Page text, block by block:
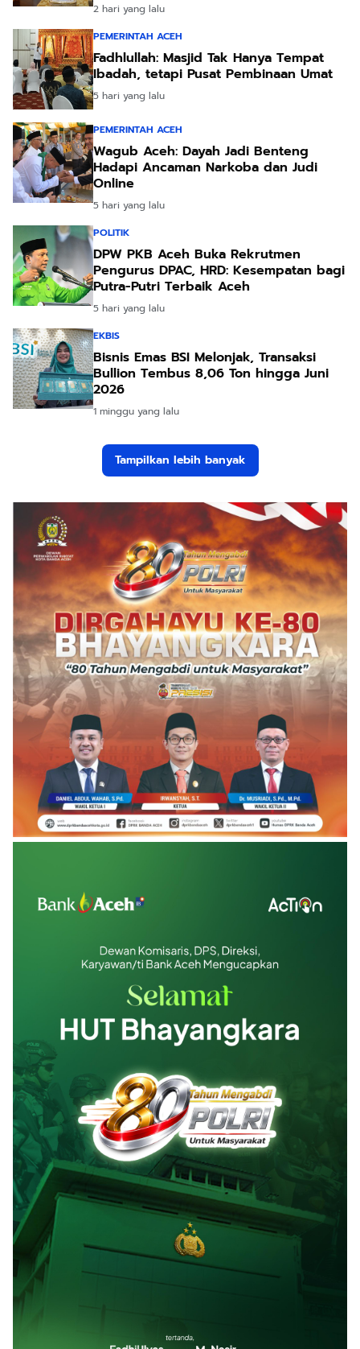
2 hari yang lalu
PEMERINTAH ACEH
Fadhlullah: Masjid Tak Hanya Tempat
Ibadah, tetapi Pusat Pembinaan Umat
5 hari yang lalu
PEMERINTAH ACEH
Wagub Aceh: Dayah Jadi Benteng
Hadapi Ancaman Narkoba dan Judi
Online
5 hari yang lalu
POLITIK
DPW PKB Aceh Buka Rekrutmen
Pengurus DPAC, HRD: Kesempatan bagi
Putra-Putri Terbaik Aceh
5 hari yang lalu
EKBIS
Bisnis Emas BSI Melonjak, Transaksi
Bullion Tembus 8,06 Ton hingga Juni
2026
1 minggu yang lalu
Tampilkan lebih banyak